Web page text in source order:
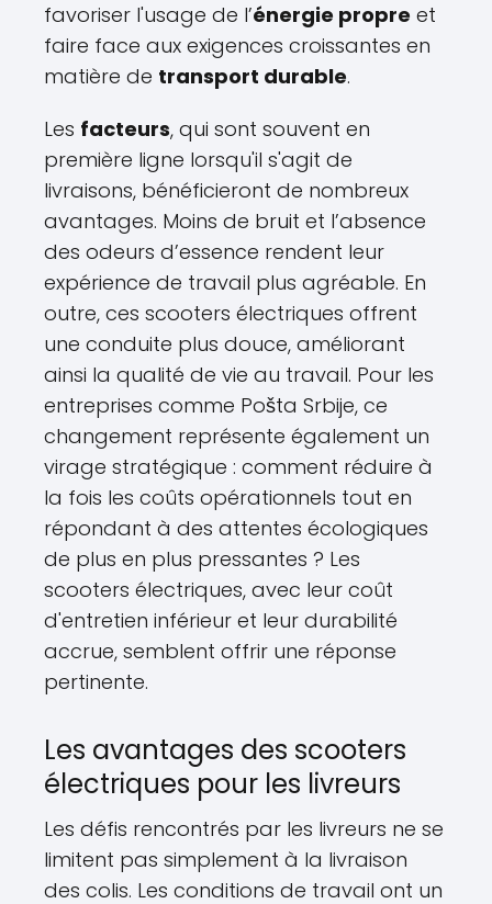
favoriser l'usage de l’énergie propre et
faire face aux exigences croissantes en
matière de transport durable.
Les facteurs, qui sont souvent en
première ligne lorsqu'il s'agit de
livraisons, bénéficieront de nombreux
avantages. Moins de bruit et l’absence
des odeurs d’essence rendent leur
expérience de travail plus agréable. En
outre, ces scooters électriques offrent
une conduite plus douce, améliorant
ainsi la qualité de vie au travail. Pour les
entreprises comme Pošta Srbije, ce
changement représente également un
virage stratégique : comment réduire à
la fois les coûts opérationnels tout en
répondant à des attentes écologiques
de plus en plus pressantes ? Les
scooters électriques, avec leur coût
d'entretien inférieur et leur durabilité
accrue, semblent offrir une réponse
pertinente.
Les avantages des scooters
électriques pour les livreurs
Les défis rencontrés par les livreurs ne se
limitent pas simplement à la livraison
des colis. Les conditions de travail ont un